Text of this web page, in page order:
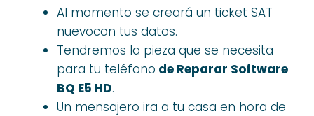
Al momento se creará un ticket SAT
nuevocon tus datos.
Tendremos la pieza que se necesita
para tu teléfono de Reparar Software
BQ E5 HD.
Un mensajero ira a tu casa en hora de